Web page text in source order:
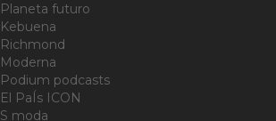
Planeta futuro
Kebuena
Richmond
Moderna
Podium podcasts
El PaÍs ICON
S moda